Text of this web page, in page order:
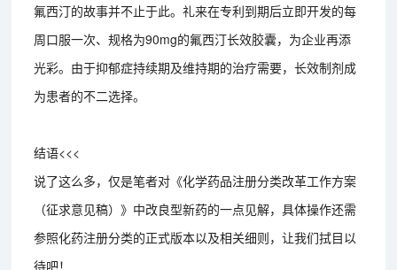
氟西汀的故事并不止于此。礼来在专利到期后立即开发的每
周口服一次、规格为90mg的氟西汀长效胶囊，为企业再添
光彩。由于抑郁症持续期及维持期的治疗需要，长效制剂成
为患者的不二选择。
结语<<<
说了这么多，仅是笔者对《化学药品注册分类改革工作方案
（征求意见稿）》中改良型新药的一点见解，具体操作还需
参照化药注册分类的正式版本以及相关细则，让我们拭目以
待吧！